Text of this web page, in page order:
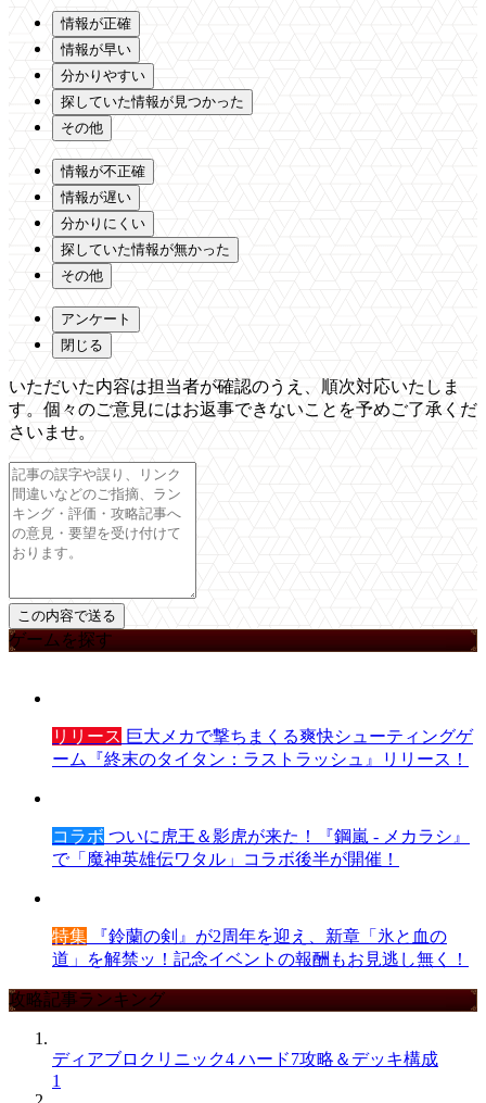
情報が正確
情報が早い
分かりやすい
探していた情報が見つかった
その他
情報が不正確
情報が遅い
分かりにくい
探していた情報が無かった
その他
アンケート
閉じる
いただいた内容は担当者が確認のうえ、順次対応いたしま
す。個々のご意見にはお返事できないことを予めご了承くだ
さいませ。
ゲームを探す
リリース 巨大メカで撃ちまくる爽快シューティングゲ
ーム『終末のタイタン：ラストラッシュ』リリース！
コラボ ついに虎王＆影虎が来た！『鋼嵐 - メカラシ』
で「魔神英雄伝ワタル」コラボ後半が開催！
特集 『鈴蘭の剣』が2周年を迎え、新章「氷と血の
道」を解禁ッ！記念イベントの報酬もお見逃し無く！
攻略記事ランキング
ディアブロクリニック4 ハード7攻略＆デッキ構成
1